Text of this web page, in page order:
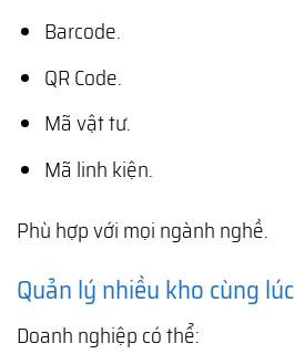
Barcode.
QR Code.
Mã vật tư.
Mã linh kiện.
Phù hợp với mọi ngành nghề.
Quản lý nhiều kho cùng lúc
Doanh nghiệp có thể: